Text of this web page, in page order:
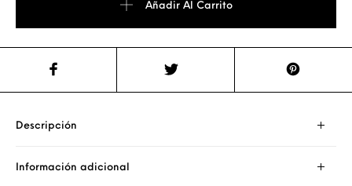
Añadir Al Carrito
Descripción
Información adicional